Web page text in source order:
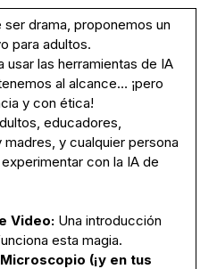
drama, proponemos un
para adultos.
usar las herramientas de IA
al alcance… ¡pero
y con ética!
educadores,
y cualquier persona
con la IA de
Video:Una introducción
esta magia.
(¡y en tus